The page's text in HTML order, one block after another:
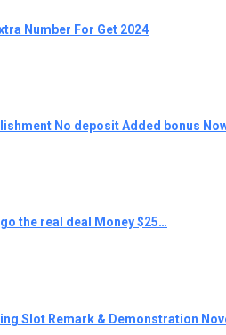
Number For Get 2024
No deposit Added bonus
the real deal Money $25…
Slot Remark & Demonstration